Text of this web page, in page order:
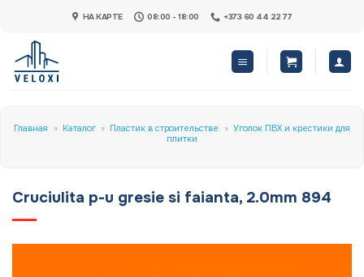
content
НА КАРТЕ 08:00 - 18:00 +373 60 44 22 77
Главная » Каталог » Пластик в строительстве » Уголок ПВХ и крестики для
плитки
Cruciulita p-u gresie si faianta, 2.0mm 894